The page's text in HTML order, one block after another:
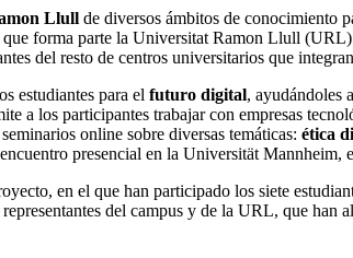
Llull de diversos ámbitos de conocimiento
forma parte la Universitat Ramon Llull
del resto de centros universitarios que integran
estudiantes para el futuro digital, ayudándoles
a los participantes trabajar con empresas
online sobre diversas temáticas: ética
presencial en la Universität Mannheim,
en el que han participado los siete
del campus y de la URL, que han